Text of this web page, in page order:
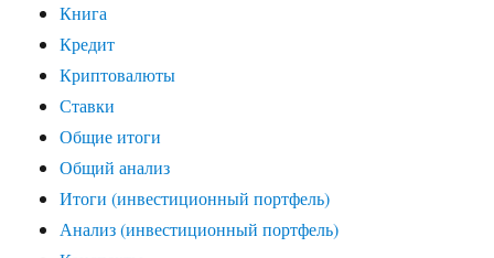
Книга
Кредит
Криптовалюты
Ставки
Общие итоги
Общий анализ
Итоги (инвестиционный портфель)
Анализ (инвестиционный портфель)